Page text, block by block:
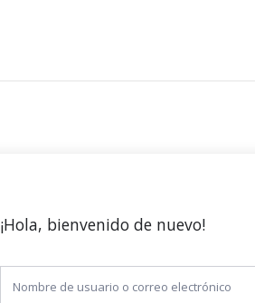
¡Hola, bienvenido de nuevo!